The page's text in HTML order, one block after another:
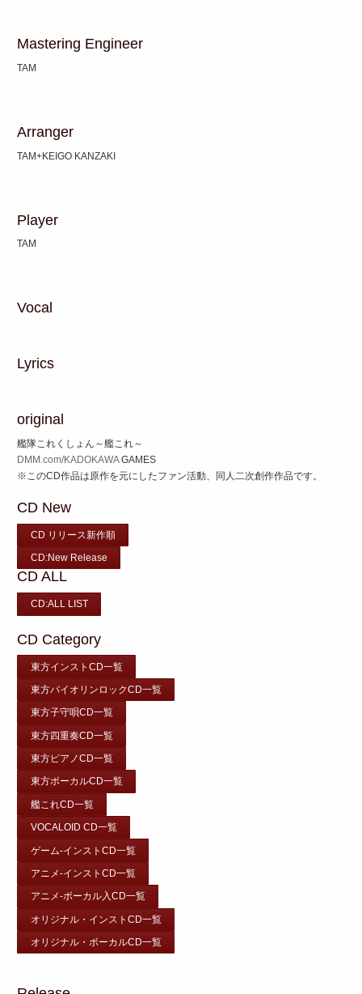
Mastering Engineer
TAM
Arranger
TAM+KEIGO KANZAKI
Player
TAM
Vocal
Lyrics
original
艦隊これくしょん～艦これ～
DMM.com/KADOKAWAGAMES
※このCD作品は原作を元にしたファン活動、同人二次創作作品です。
CD New
CD リリース新作順
CD:New Release
CD ALL
CD:ALL LIST
CD Category
東方インストCD一覧
東方バイオリンロックCD一覧
東方子守唄CD一覧
東方四重奏CD一覧
東方ピアノCD一覧
東方ボーカルCD一覧
艦これCD一覧
VOCALOID CD一覧
ゲーム-インストCD一覧
アニメ-インストCD一覧
アニメ-ボーカル入CD一覧
オリジナル・インストCD一覧
オリジナル・ボーカルCD一覧